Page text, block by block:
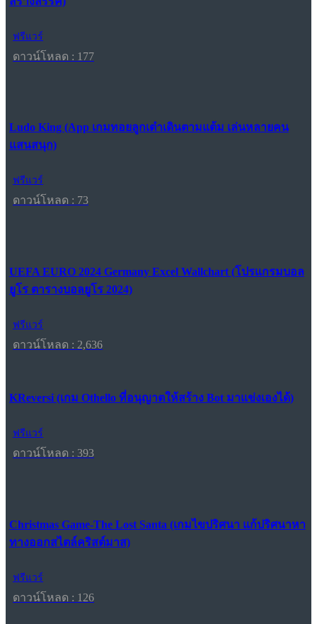
ฟรีแวร์
ดาวน์โหลด : 177
Ludo King (App เกมทอยลูกเต๋าเดินตามแต้ม เล่นหลายคน
แสนสนุก)
ฟรีแวร์
ดาวน์โหลด : 73
UEFA EURO 2024 Germany Excel Wallchart (โปรแกรมบอล
ยูโร ตารางบอลยูโร 2024)
ฟรีแวร์
ดาวน์โหลด : 2,636
KReversi (เกม Othello ที่อนุญาตให้สร้าง Bot มาแข่งเองได้)
ฟรีแวร์
ดาวน์โหลด : 393
Christmas Game-The Lost Santa (เกมไขปริศนา แก้ปริศนาหา
ทางออกสไตล์คริสต์มาส)
ฟรีแวร์
ดาวน์โหลด : 126